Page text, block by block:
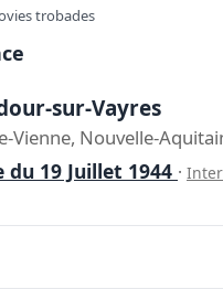
trobades
sur-Vayres
Vienne, Nouvelle-
du 19 Juillet 1944 ·